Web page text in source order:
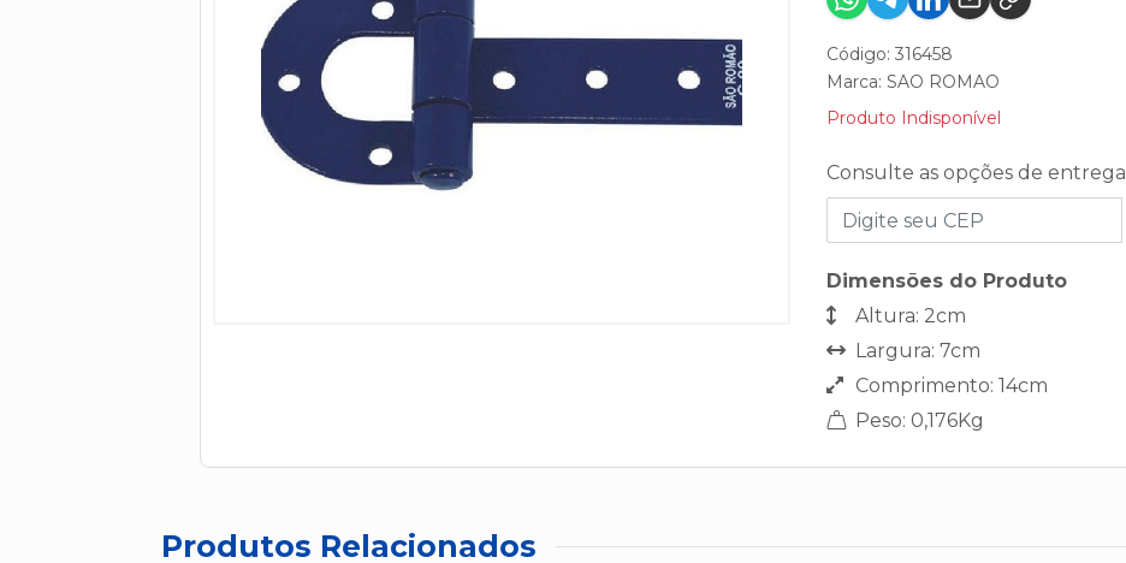
Código: 316458
Marca: SAO ROMAO
Produto Indisponível
Consulte as opções de entrega
Dimensões do Produto
Altura: 2cm
Largura: 7cm
Comprimento: 14cm
Peso: 0,176Kg
Produtos Relacionados